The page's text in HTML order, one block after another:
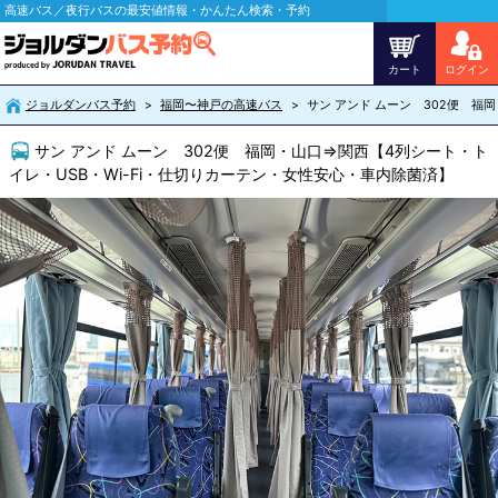
高速バス／夜行バスの最安値情報・かんたん検索・予約
カート ログイン
ジョルダンバス予約 福岡〜神戸の高速バス サン アンド ムーン 302便 福岡
サン アンド ムーン 302便 福岡・山口⇒関西【4列シート・ト
イレ・USB・Wi-Fi・仕切りカーテン・女性安心・車内除菌済】